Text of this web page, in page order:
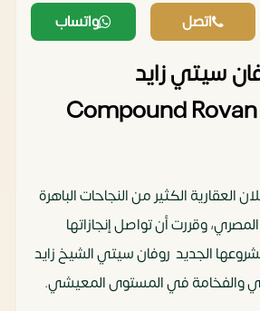
اتصل واتساب
سيتي زايد
Compound
الكثير من النجاحات الباهرة
وقررت أن تواصل إنجازاتها
الجديد روفان سيتي الشيخ زايد
والفخامة في المستوى المعيشي.